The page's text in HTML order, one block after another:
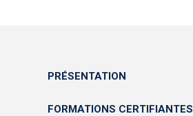
PRÉSENTATION
FORMATIONS CERTIFIANTES